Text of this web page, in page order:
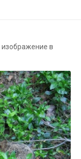
изображение в